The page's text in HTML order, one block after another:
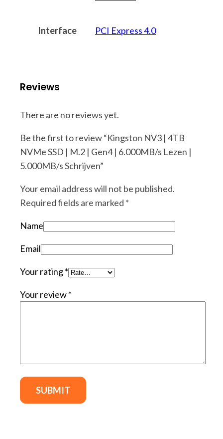
Interface PCI Express 4.0
Reviews
There are no reviews yet.
Be the first to review “Kingston NV3 | 4TB
NVMe SSD | M.2 | Gen4 | 6.000MB/s Lezen |
5.000MB/s Schrijven”
Your email address will not be published.
Required fields are marked *
Name
Email
Your rating*
Your review*